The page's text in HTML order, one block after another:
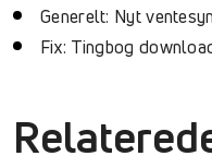
Generelt: Nyt
Fix: Tingbog